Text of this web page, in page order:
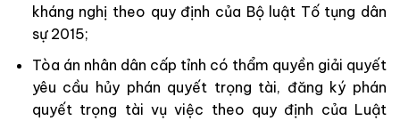
kháng nghị theo quy định của Bộ luật Tố tụng dân
sự 2015;
Tòa án nhân dân cấp tỉnh có thẩm quyền giải quyết
yêu cầu hủy phán quyết trọng tài, đăng ký phán
quyết trọng tài vụ việc theo quy định của Luật